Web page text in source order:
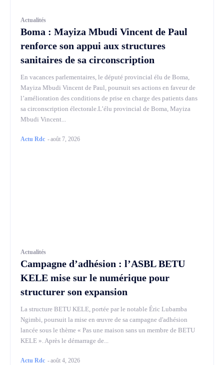
Actualités
Boma : Mayiza Mbudi Vincent de Paul
renforce son appui aux structures
sanitaires de sa circonscription
En vacances parlementaires, le député provincial élu de Boma,
Mayiza Mbudi Vincent de Paul, poursuit ses actions en faveur de
l’amélioration des conditions de prise en charge des patients dans
sa circonscription électorale.L’élu provincial de Boma, Mayiza
Mbudi Vincent...
Actu Rdc -août 7, 2026
Actualités
Campagne d’adhésion : l’ASBL BETU
KELE mise sur le numérique pour
structurer son expansion
La structure BETU KELE, portée par le notable Éric Lubamba
Ngimbi, poursuit la mise en œuvre de sa campagne d'adhésion
lancée sous le thème « Pas une maison sans un membre de BETU
KELE ». Après le démarrage de...
Actu Rdc -août 4, 2026